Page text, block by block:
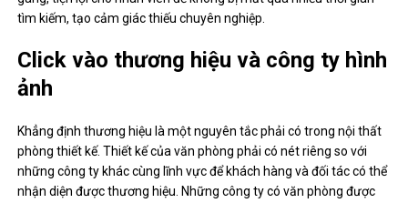
tìm kiếm, tạo cảm giác thiếu chuyên nghiệp.
Click vào thương hiệu và công ty hình
ảnh
Khẳng định thương hiệu là một nguyên tắc phải có trong nội thất
phòng thiết kế. Thiết kế của văn phòng phải có nét riêng so với
những công ty khác cùng lĩnh vực để khách hàng và đối tác có thể
nhận diện được thương hiệu. Những công ty có văn phòng được